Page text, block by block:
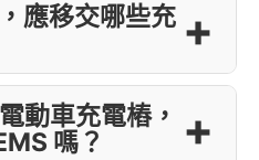
應移交哪些充
動車充電樁，
嗎？